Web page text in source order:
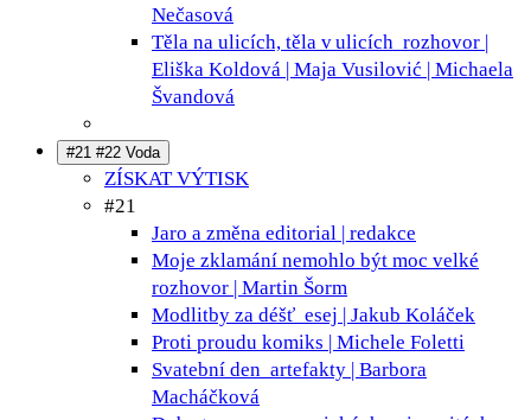
Nečasová
Těla na ulicích, těla v ulicích rozhovor |
Eliška Koldová | Maja Vusilović | Michaela
Švandová
#21 #22 Voda
ZÍSKAT VÝTISK
#21
Jaro a změna editorial | redakce
Moje zklamání nemohlo být moc velké
rozhovor | Martin Šorm
Modlitby za déšť esej | Jakub Koláček
Proti proudu komiks | Michele Foletti
Svatební den artefakty | Barbora
Macháčková